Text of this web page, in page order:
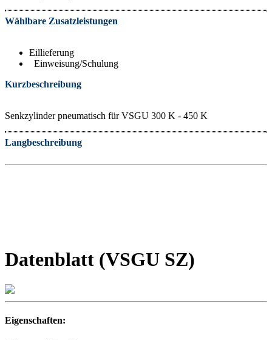
Wählbare Zusatzleistungen
Eillieferung
Einweisung/Schulung
Kurzbeschreibung
Senkzylinder pneumatisch für VSGU 300 K - 450 K
Langbeschreibung
Datenblatt (VSGU SZ)
Eigenschaften: